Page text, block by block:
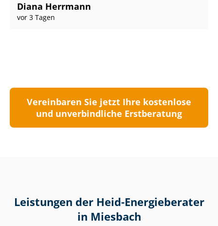
Diana Herrmann
vor 3 Tagen
Vereinbaren Sie jetzt Ihre kostenlose
und unverbindliche Erstberatung
Leistungen der Heid-Energieberater
in Miesbach